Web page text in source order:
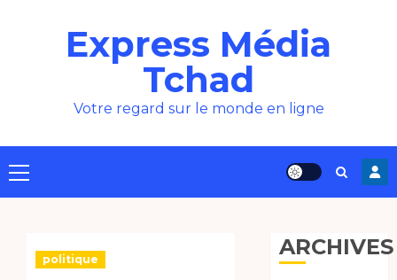
Express Média
Tchad
Votre regard sur le monde en ligne
Menu
principal
politique ARCHIVES